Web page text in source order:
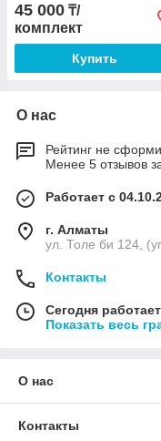
45 000 ₸/
комплект
Купить
О нас
Рейтинг не
Менее 5 отзывов
Работает с
г. Алматы
ул. Толе би 124,
Контакты
Сегодня
Показать весь
О нас
Контакты